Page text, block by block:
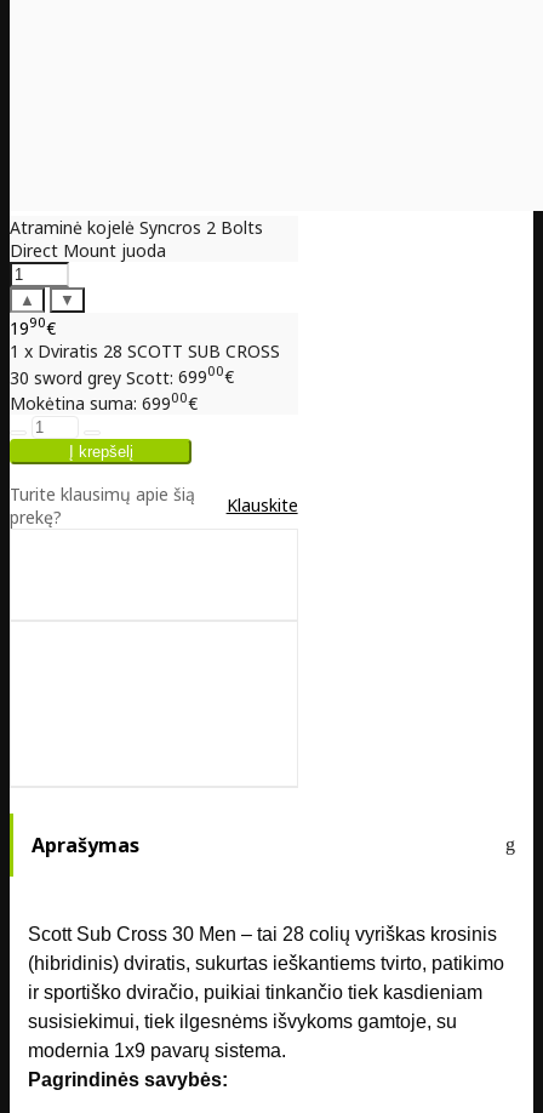
Atraminė kojelė Syncros 2 Bolts
Direct Mount juoda
▲ ▼
1990€
1 x Dviratis 28 SCOTT SUB CROSS
30 sword grey Scott: 69900€
Mokėtina suma: 69900€
Turite klausimų apie šią
prekę?
Klauskite
Aprašymas
Scott Sub Cross 30 Men – tai 28 colių vyriškas krosinis
(hibridinis) dviratis, sukurtas ieškantiems tvirto, patikimo
ir sportiško dviračio, puikiai tinkančio tiek kasdieniam
susisiekimui, tiek ilgesnėms išvykoms gamtoje, su
modernia 1x9 pavarų sistema.
Pagrindinės savybės: